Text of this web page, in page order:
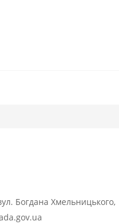
Богдана Хмельницького,